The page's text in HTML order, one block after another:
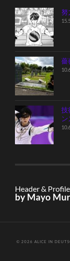
努
薔
技
ン
Header &
by Mayo
© 2026ALICE IN